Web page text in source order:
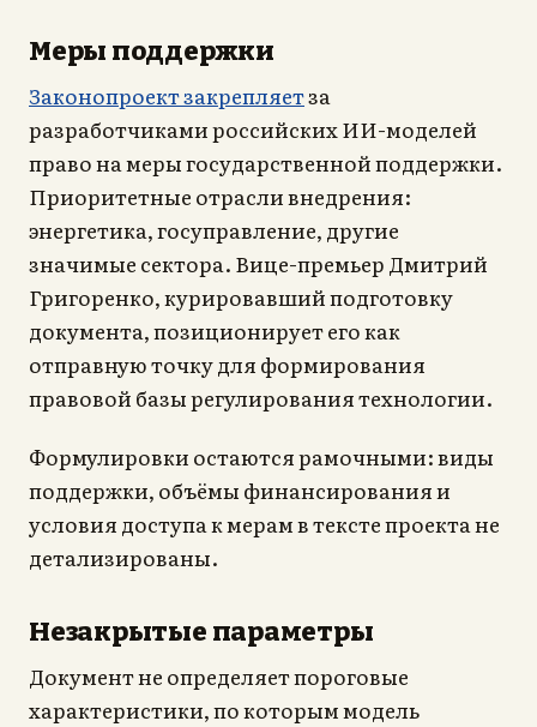
Меры поддержки
Законопроект закрепляетза
разработчиками российских ИИ-моделей
право на меры государственной поддержки.
Приоритетные отрасли внедрения:
энергетика, госуправление, другие
значимые сектора. Вице-премьер Дмитрий
Григоренко, курировавший подготовку
документа, позиционирует его как
отправную точку для формирования
правовой базы регулирования технологии.
Формулировки остаются рамочными: виды
поддержки, объёмы финансирования и
условия доступа к мерам в тексте проекта не
детализированы.
Незакрытые параметры
Документ не определяет пороговые
характеристики, по которым модель